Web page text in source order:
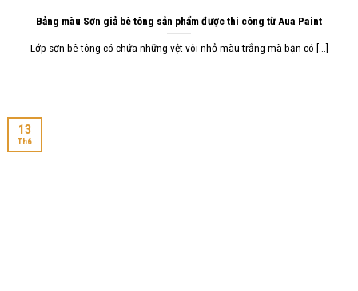
Bảng màu Sơn giả bê tông sản phẩm được thi công từ Aua Paint
Lớp sơn bê tông có chứa những vệt vôi nhỏ màu trắng mà bạn có [...]
13
Th6